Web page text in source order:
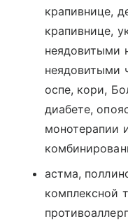
крапивнице,
крапивнице,
неядовитыми
неядовитыми
оспе, кори,
диабете,
монотерапии
астма,
комплексной